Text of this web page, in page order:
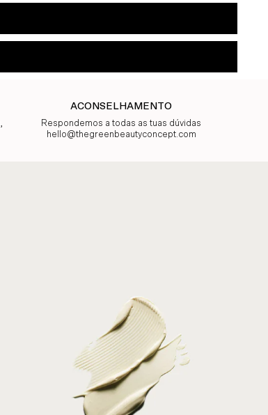
ACONSELHAMENTO
Respondemos a todas as tuas dúvidas
hello@thegreenbeautyconcept.com